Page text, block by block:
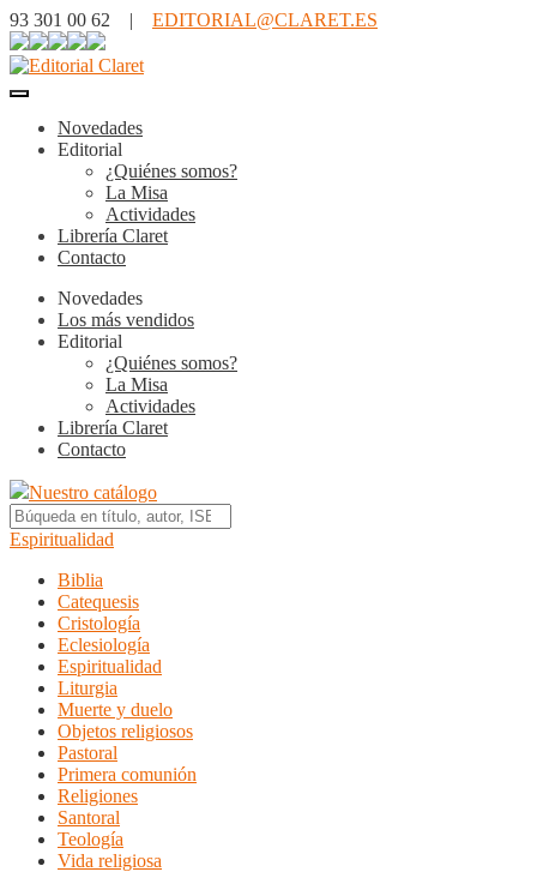
93 301 00 62 | EDITORIAL@CLARET.ES
Novedades
Editorial
¿Quiénes somos?
La Misa
Actividades
Librería Claret
Contacto
Novedades
Los más vendidos
Editorial
¿Quiénes somos?
La Misa
Actividades
Librería Claret
Contacto
Nuestro catálogo
Espiritualidad
Biblia
Catequesis
Cristología
Eclesiología
Espiritualidad
Liturgia
Muerte y duelo
Objetos religiosos
Pastoral
Primera comunión
Religiones
Santoral
Teología
Vida religiosa